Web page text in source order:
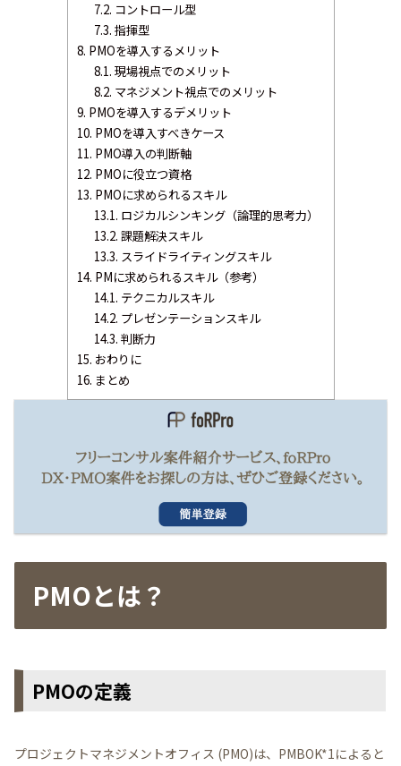
7.2. コントロール型
7.3. 指揮型
8. PMOを導入するメリット
8.1. 現場視点でのメリット
8.2. マネジメント視点でのメリット
9. PMOを導入するデメリット
10. PMOを導入すべきケース
11. PMO導入の判断軸
12. PMOに役立つ資格
13. PMOに求められるスキル
13.1. ロジカルシンキング（論理的思考力）
13.2. 課題解決スキル
13.3. スライドライティングスキル
14. PMに求められるスキル（参考）
14.1. テクニカルスキル
14.2. プレゼンテーションスキル
14.3. 判断力
15. おわりに
16. まとめ
PMOとは？
PMOの定義
プロジェクトマネジメントオフィス (PMO)は、PMBOK*1によると